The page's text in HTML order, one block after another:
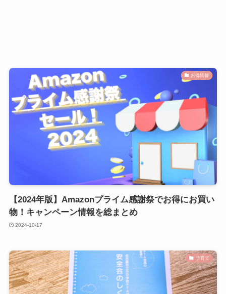
お得情報
【2024年版】Amazonプライム感謝祭でお得にお買い
物！キャンペーン情報を総まとめ
2024-10-17
子育て